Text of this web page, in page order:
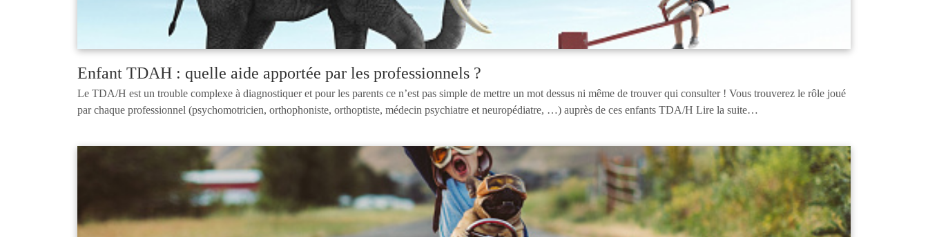
Enfant TDAH : quelle aide apportée par les professionnels ?
Le TDA/H est un trouble complexe à diagnostiquer et pour les parents ce n’est pas simple de mettre un mot dessus ni même de trouver qui consulter ! Vous trouverez le rôle joué
par chaque professionnel (psychomotricien, orthophoniste, orthoptiste, médecin psychiatre et neuropédiatre, …) auprès de ces enfants TDA/H Lire la suite…